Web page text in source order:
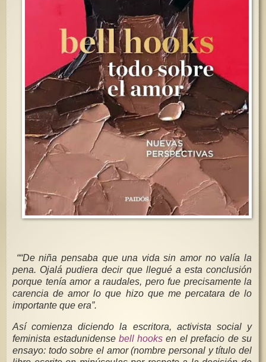
““De niña pensaba que una vida sin amor no valía la
pena. Ojalá pudiera decir que llegué a esta conclusión
porque tenía amor a raudales, pero fue precisamente la
carencia de amor lo que hizo que me percatara de lo
importante que era”.
Así comienza diciendo la escritora, activista social y
feminista estadunidense bell hooks en el prefacio de su
ensayo: todo sobre el amor (nombre personal y título del